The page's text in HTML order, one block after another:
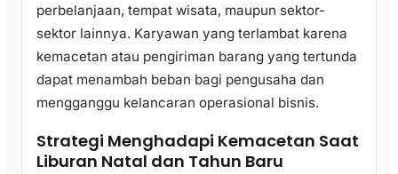
perbelanjaan, tempat wisata, maupun sektor-
sektor lainnya. Karyawan yang terlambat karena
kemacetan atau pengiriman barang yang tertunda
dapat menambah beban bagi pengusaha dan
mengganggu kelancaran operasional bisnis.
Strategi Menghadapi Kemacetan Saat
Liburan Natal dan Tahun Baru